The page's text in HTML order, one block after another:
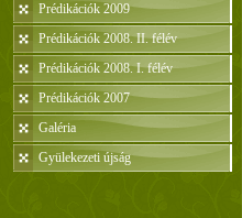
Prédikációk 2009
Prédikációk 2008. II. félév
Prédikációk 2008. I. félév
Prédikációk 2007
Galéria
Gyülekezeti újság